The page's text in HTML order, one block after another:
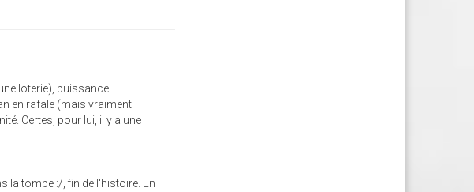
loterie), puissance
en rafale (mais vraiment
Certes, pour lui, il y a une
la tombe :/, fin de l'histoire. En